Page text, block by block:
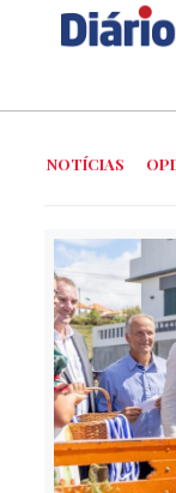
NOTÍCIAS